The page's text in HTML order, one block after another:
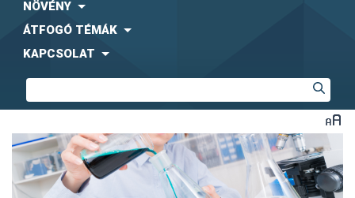
NÖVÉNY
ÁTFOGÓ TÉMÁK
KAPCSOLAT